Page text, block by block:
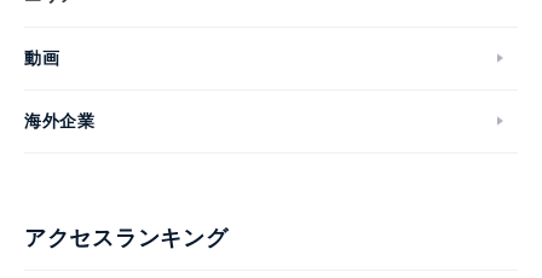
動画
海外企業
アクセスランキング